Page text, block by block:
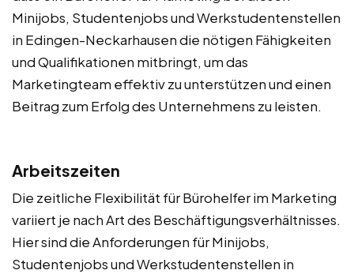
Minijobs, Studentenjobs und Werkstudentenstellen
in Edingen-Neckarhausen die nötigen Fähigkeiten
und Qualifikationen mitbringt, um das
Marketingteam effektiv zu unterstützen und einen
Beitrag zum Erfolg des Unternehmens zu leisten.
Arbeitszeiten
Die zeitliche Flexibilität für Bürohelfer im Marketing
variiert je nach Art des Beschäftigungsverhältnisses.
Hier sind die Anforderungen für Minijobs,
Studentenjobs und Werkstudentenstellen in